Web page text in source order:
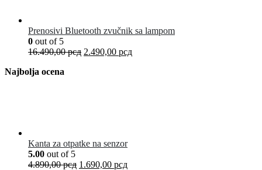
Prenosivi Bluetooth zvučnik sa lampom
0 out of 5
16.490,00рсд 2.490,00 рсд
Najbolja ocena
Kanta za otpatke na senzor
5.00 out of 5
4.890,00рсд 1.690,00 рсд